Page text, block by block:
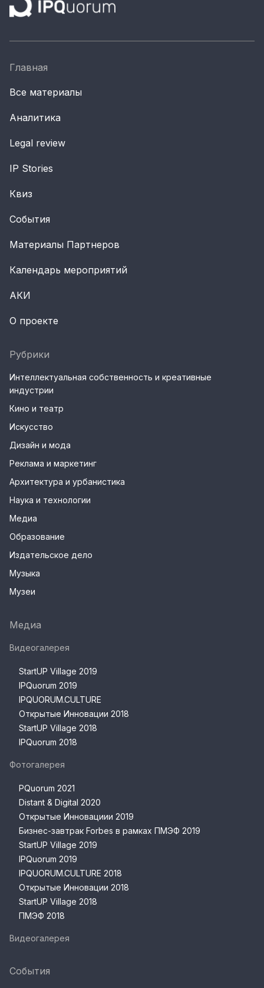
Главная
Все материалы
Аналитика
Legal review
IP Stories
Квиз
События
Материалы Партнеров
Календарь мероприятий
АКИ
О проекте
Рубрики
Интеллектуальная собственность и креативные
индустрии
Кино и театр
Искусство
Дизайн и мода
Реклама и маркетинг
Архитектура и урбанистика
Наука и технологии
Медиа
Образование
Издательское дело
Музыка
Музеи
Медиа
Видеогалерея
StartUP Village 2019
IPQuorum 2019
IPQUORUM.CULTURE
Открытые Инновации 2018
StartUP Village 2018
IPQuorum 2018
Фотогалерея
PQuorum 2021
Distant & Digital 2020
Открытые Инновациии 2019
Бизнес-завтрак Forbes в рамках ПМЭФ 2019
StartUP Village 2019
IPQuorum 2019
IPQUORUM.CULTURE 2018
Открытые Инновации 2018
StartUP Village 2018
ПМЭФ 2018
Видеогалерея
События